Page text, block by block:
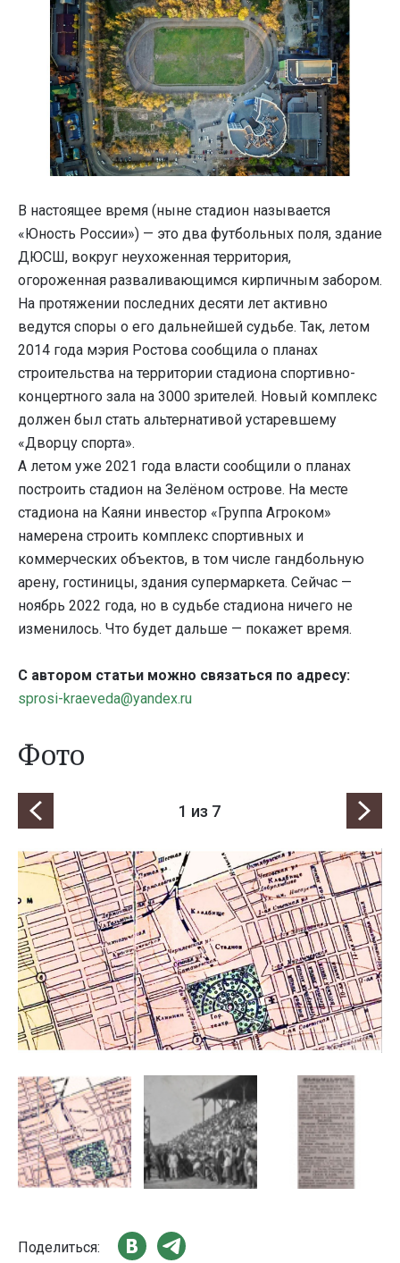
В настоящее время (ныне стадион называется
«Юность России») — это два футбольных поля, здание
ДЮСШ, вокруг неухоженная территория,
огороженная разваливающимся кирпичным забором.
На протяжении последних десяти лет активно
ведутся споры о его дальнейшей судьбе. Так, летом
2014 года мэрия Ростова сообщила о планах
строительства на территории стадиона спортивно-
концертного зала на 3000 зрителей. Новый комплекс
должен был стать альтернативой устаревшему
«Дворцу спорта».
А летом уже 2021 года власти сообщили о планах
построить стадион на Зелёном острове. На месте
стадиона на Каяни инвестор «Группа Агроком»
намерена строить комплекс спортивных и
коммерческих объектов, в том числе гандбольную
арену, гостиницы, здания супермаркета. Сейчас —
ноябрь 2022 года, но в судьбе стадиона ничего не
изменилось. Что будет дальше — покажет время.
С автором статьи можно связаться по адресу:
sprosi-kraeveda@yandex.ru
Фото
1 из 7
Поделиться: